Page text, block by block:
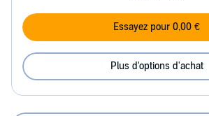
Essayez pour 0,00 €
Plus d'options d'achat